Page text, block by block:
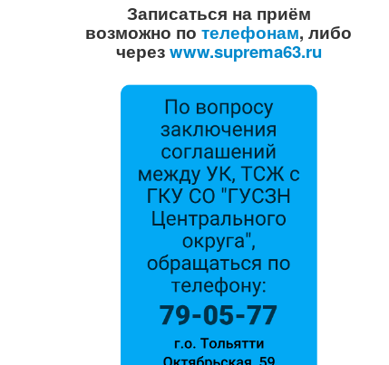
Записаться на приём
возможно потелефонам, либо
черезwww.suprema63.ru